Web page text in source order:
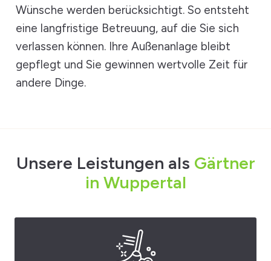
Wünsche werden berücksichtigt. So entsteht
eine langfristige Betreuung, auf die Sie sich
verlassen können. Ihre Außenanlage bleibt
gepflegt und Sie gewinnen wertvolle Zeit für
andere Dinge.
Unsere Leistungen als Gärtner
in Wuppertal